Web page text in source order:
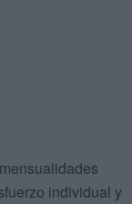
individual y